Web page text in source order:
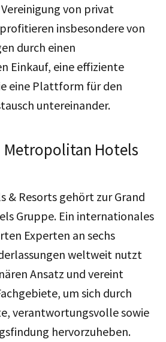
von privat
insbesondere von
durch einen
Einkauf, eine effiziente
eine Plattform für den
untereinander.
Metropolitan Hotels
& Resorts gehört zur Grand
Gruppe. Ein internationales
Experten an sechs
weltweit nutzt
Ansatz und vereint
um sich durch
verantwortungsvolle sowie
hervorzuheben.